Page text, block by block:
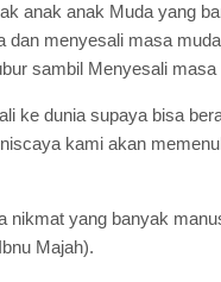
anak anak Muda yang
dan menyesali masa
sambil Menyesali masa
ke dunia supaya bisa
kami akan
nikmat yang banyak
Majah).